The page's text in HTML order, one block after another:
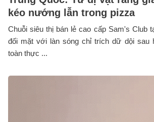
kéo nướng lẫn trong pizza
Chuỗi siêu thị bán lẻ cao cấp Sam's Club
đối mặt với làn sóng chỉ trích dữ dội sau
toàn thực ...